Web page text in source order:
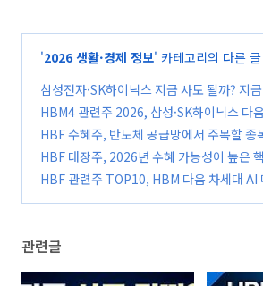
'2026 생활·경제 정보' 카테고리의 다른 글
삼성전자·SK하이닉스 지금 사도 될까? 지
해야 할 투자 기준 5가지
(0)
HBM4 관련주 2026, 삼성·SK하이닉스 다
혜주는 어디일까? (0)
HBF 수혜주, 반도체 공급망에서 주목할 종
(0)
HBF 대장주, 2026년 수혜 가능성이 높은
종목은? (0)
HBF 관련주 TOP10, HBM 다음 차세대 AI
관련글